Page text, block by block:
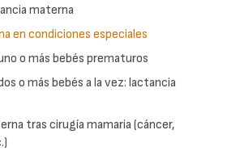
materna
en condiciones especiales
o más bebés prematuros
o más bebés a la vez: lactancia
tras cirugía mamaria (cáncer,